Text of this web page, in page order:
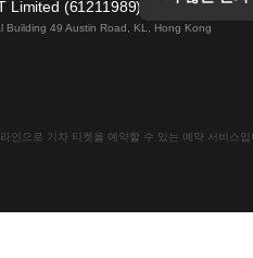
리드 기차에
부르크 열차
Limited (61211989)
Building 49 Austin Road, KL, Hong Kong
인으로 기차 티켓을 예약할 수 있는 예약 서비스